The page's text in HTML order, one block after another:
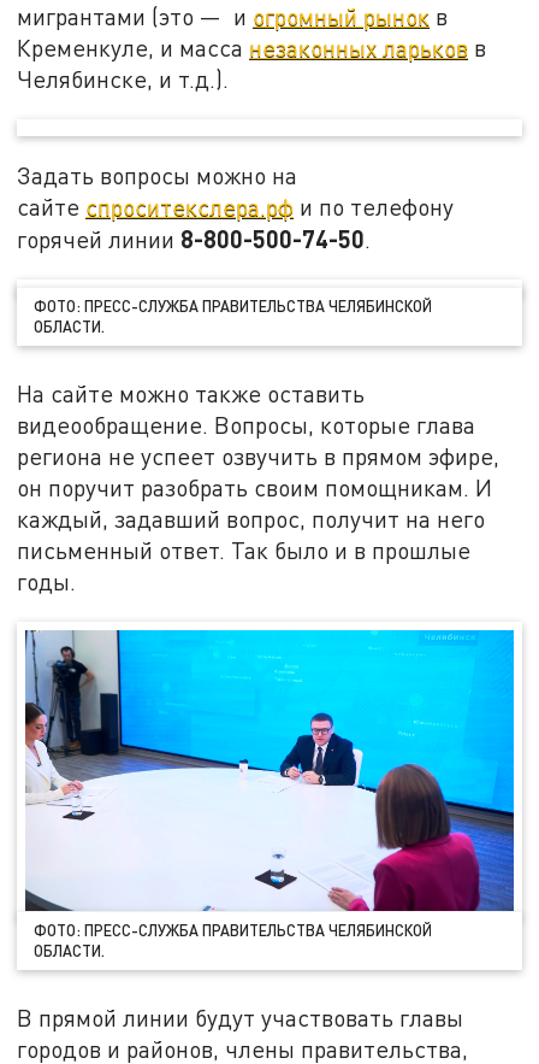
мигрантами (это — и огромный рынок в
Кременкуле, и масса незаконных ларьков в
Челябинске, и т.д.).
Задать вопросы можно на
сайте спроситекслера.рф и по телефону
горячей линии 8-800-500-74-50.
ФОТО: ПРЕСС-СЛУЖБА ПРАВИТЕЛЬСТВА ЧЕЛЯБИНСКОЙ
ОБЛАСТИ.
На сайте можно также оставить
видеообращение. Вопросы, которые глава
региона не успеет озвучить в прямом эфире,
он поручит разобрать своим помощникам. И
каждый, задавший вопрос, получит на него
письменный ответ. Так было и в прошлые
годы.
ФОТО: ПРЕСС-СЛУЖБА ПРАВИТЕЛЬСТВА ЧЕЛЯБИНСКОЙ
ОБЛАСТИ.
В прямой линии будут участвовать главы
городов и районов, члены правительства,